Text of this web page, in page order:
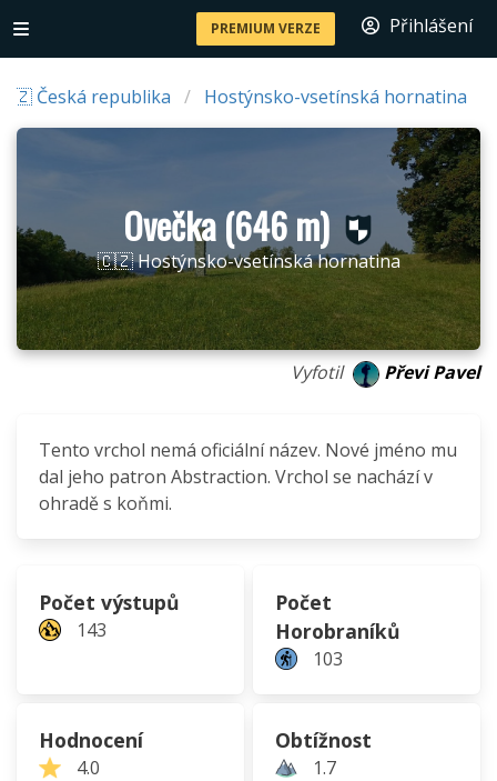
PREMIUM VERZE Přihlášení
Česká republika Hostýnsko-vsetínská hornatina
Ovečka (646 m)
🇨🇿 Hostýnsko-vsetínská hornatina
Vyfotil Převi Pavel
Tento vrchol nemá oficiální název. Nové jméno mu
dal jeho patron Abstraction. Vrchol se nachází v
ohradě s koňmi.
Počet výstupů
143
Počet
Horobraníků
103
Hodnocení
4.0
Obtížnost
1.7